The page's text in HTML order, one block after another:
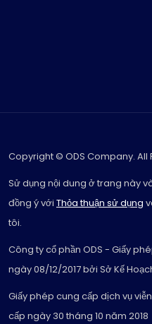
Copyright © ODS Company. All
Sử dụng nội dung ở trang này
đồng ý với Thỏa thuận sử dụng
tôi.
Công ty cổ phần ODS - Giấy
ngày 08/12/2017 bởi Sở Kế
Giấy phép cung cấp dịch vụ
cấp ngày 30 tháng 10 năm 2018